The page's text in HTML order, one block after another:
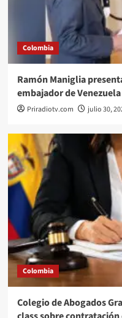
Colombia
Ramón Maniglia
embajador de
Priradiotv.com julio 30,
Colombia
Colegio de Abogados